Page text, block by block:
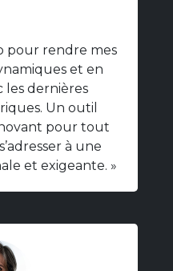
pour rendre mes
et en
les dernières
Un outil
pour tout
à une
et exigeante. »